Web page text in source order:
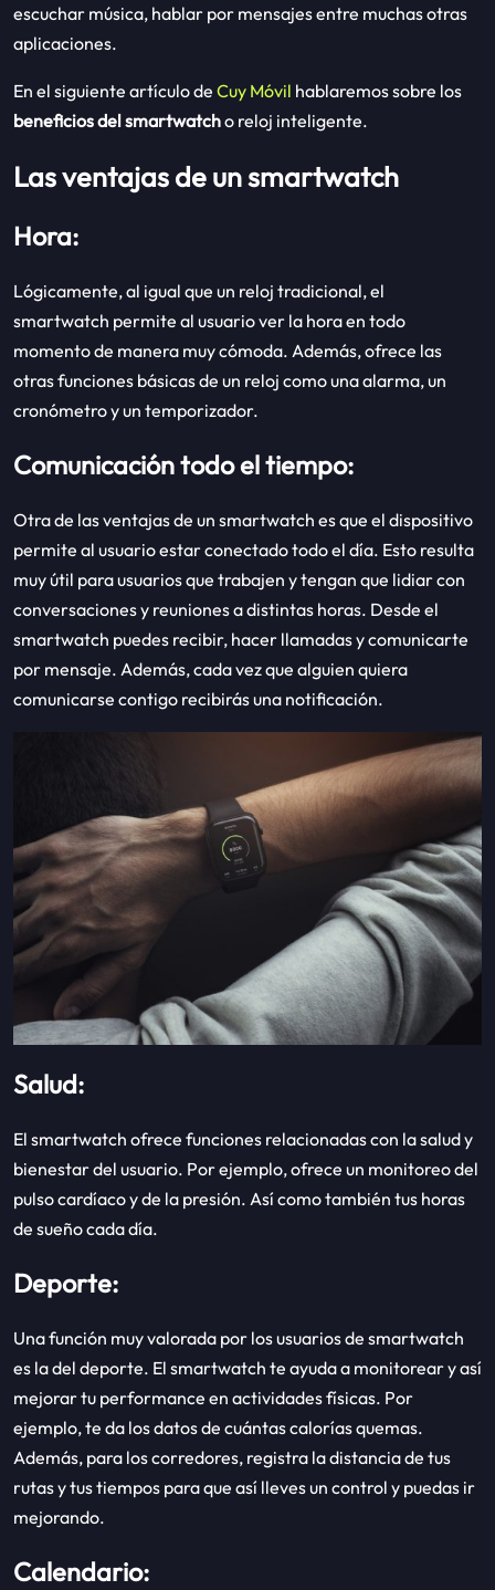
escuchar música, hablar por mensajes entre muchas otras
aplicaciones.
En el siguiente artículo de Cuy Móvil hablaremos sobre los
beneficios del smartwatcho reloj inteligente.
Las ventajas de un smartwatch
Hora:
Lógicamente, al igual que un reloj tradicional, el
smartwatch permite al usuario ver la hora en todo
momento de manera muy cómoda. Además, ofrece las
otras funciones básicas de un reloj como una alarma, un
cronómetro y un temporizador.
Comunicación todo el tiempo:
Otra de las ventajas de un smartwatch es que el dispositivo
permite al usuario estar conectado todo el día. Esto resulta
muy útil para usuarios que trabajen y tengan que lidiar con
conversaciones y reuniones a distintas horas. Desde el
smartwatch puedes recibir, hacer llamadas y comunicarte
por mensaje. Además, cada vez que alguien quiera
comunicarse contigo recibirás una notificación.
Salud:
El smartwatch ofrece funciones relacionadas con la salud y
bienestar del usuario. Por ejemplo, ofrece un monitoreo del
pulso cardíaco y de la presión. Así como también tus horas
de sueño cada día.
Deporte:
Una función muy valorada por los usuarios de smartwatch
es la del deporte. El smartwatch te ayuda a monitorear y así
mejorar tu performance en actividades físicas. Por
ejemplo, te da los datos de cuántas calorías quemas.
Además, para los corredores, registra la distancia de tus
rutas y tus tiempos para que así lleves un control y puedas ir
mejorando.
Calendario: